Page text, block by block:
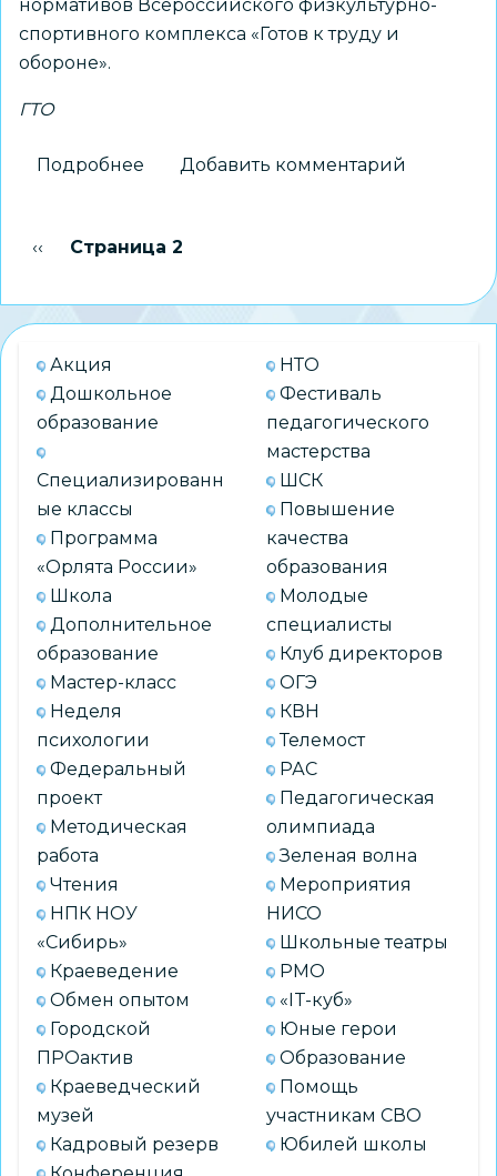
нормативов Всероссийского физкультурно-
спортивного комплекса «Готов к труду и
обороне».
ГТО
Подробнее
в
«Пашинский»
Добавить комментарий
Нумерация
Предыдущая страница
‹‹ Страница 2
Акция
Дошкольное
образование
Специализированн
ые классы
Программа
«Орлята России»
Школа
Дополнительное
образование
Мастер-класс
Неделя
психологии
Федеральный
проект
Методическая
работа
Чтения
НПК НОУ
«Сибирь»
Краеведение
Обмен опытом
Городской
ПРОактив
Краеведческий
музей
Кадровый резерв
НТО
Фестиваль
педагогического
мастерства
ШСК
Повышение
качества
образования
Молодые
специалисты
Клуб директоров
ОГЭ
КВН
Телемост
РАС
Педагогическая
олимпиада
Зеленая волна
Мероприятия
НИСО
Школьные театры
РМО
«IT-куб»
Юные герои
Образование
Помощь
участникам СВО
Юбилей школы